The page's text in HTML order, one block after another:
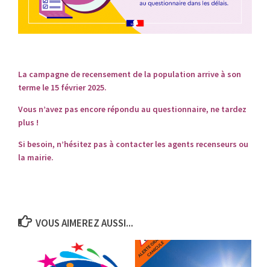
La campagne de recensement de la population arrive à son
terme le 15 février 2025.
Vous n’avez pas encore répondu au questionnaire, ne tardez
plus !
Si besoin, n’hésitez pas à contacter les agents recenseurs ou
la mairie.
VOUS AIMEREZ AUSSI...